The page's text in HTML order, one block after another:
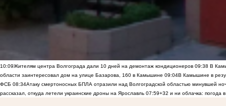
10:09Жителям центра Волгограда дали 10 дней на демонтаж кондиционеров 09:38 В
области заинтересовал дом на улице Базарова, 160 в Камышине 09:04В Камышине в
ФСБ 08:34Атаку смертоносных БПЛА отразили над Волгоградской областью минувшей
рассказал, откуда летели украинские дроны на Ярославль 07:59+32 и ни облачка: погода